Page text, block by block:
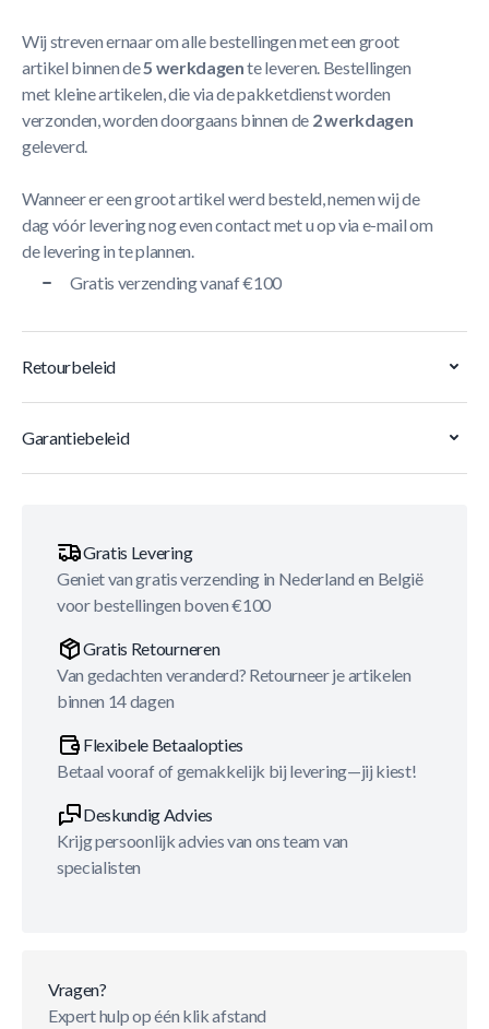
Wij streven ernaar om alle bestellingen met een groot
artikel binnen de5 werkdagente leveren. Bestellingen
met kleine artikelen, die via de pakketdienst worden
verzonden, worden doorgaans binnen de 2 werkdagen
geleverd.
Wanneer er een groot artikel werd besteld, nemen wij de
dag vóór levering nog even contact met u op via e-mail om
de levering in te plannen.
Gratis verzending vanaf €100
Retourbeleid
Garantiebeleid
Gratis Levering
Geniet van gratis verzending in Nederland en België
voor bestellingen boven €100
Gratis Retourneren
Van gedachten veranderd? Retourneer je artikelen
binnen 14 dagen
Flexibele Betaalopties
Betaal vooraf of gemakkelijk bij levering—jij kiest!
Deskundig Advies
Krijg persoonlijk advies van ons team van
specialisten
Vragen?
Expert hulp op één klik afstand